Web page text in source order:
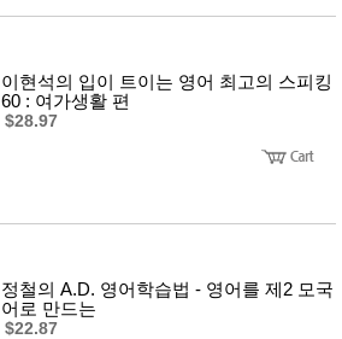
이현석의 입이 트이는 영어 최고의 스피킹
60 : 여가생활 편
$28.97
정철의 A.D. 영어학습법 - 영어를 제2 모국
어로 만드는
$22.87